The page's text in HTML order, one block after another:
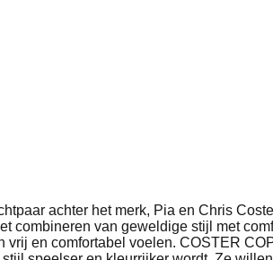
achter het merk, Pia en Chris
combineren van geweldige stijl met
en comfortabel voelen. COSTER